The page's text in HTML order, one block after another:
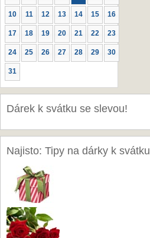
10 11 12 13 14 15 16
17 18 19 20 21 22 23
24 25 26 27 28 29 30
31
Dárek k svátku se slevou!
Najisto: Tipy na dárky k svátku